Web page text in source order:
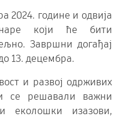
2024. године и одвија
који ће бити
Завршни догађај
13. децембра.
и развој одрживих
се решавали важни
еколошки изазови,